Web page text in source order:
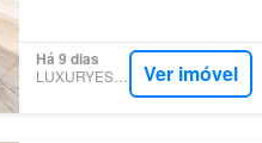
Há 9 dias
LUXURYESTATE Ver imóvel